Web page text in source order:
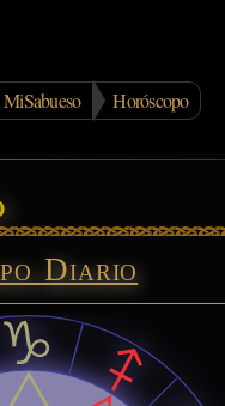
Horóscopo
Diario